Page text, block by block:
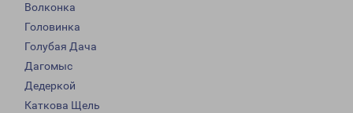
Волконка
Головинка
Голубая Дача
Дагомыс
Дедеркой
Каткова Щель